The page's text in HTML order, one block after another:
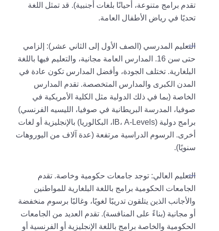
تقدم برامج متنوعة، أحيانًا بلغات أجنبية). قد تمثل اللغة
تحديًا في رياض الأطفال العامة.
التعليم المدرسي (الصف الأول إلى الثاني عشر): إلزامي
حتى سن 16. المدارس العامة مجانية، والتعليم فيها باللغة
البلغارية. تختلف الجودة، وأفضل المدارس تكون عادة في
المدن الكبرى والمدارس المتخصصة. تقدم المدارس
الخاصة (بما في ذلك الدولية مثل الكلية الأمريكية في
صوفيا، المدرسة البريطانية في صوفيا، الليسيه الفرنسي)
برامج دولية (IB، A-Levels، البكالوريا) بالإنجليزية أو لغات
أخرى. الرسوم الدراسية مرتفعة (عدة آلاف من اليوروهات
سنويًا).
التعليم العالي: توجد جامعات حكومية وخاصة. تقدم
الجامعات الحكومية برامج باللغة البلغارية للمواطنين
والأجانب الذين يتلقون تدريبًا لغويًا، وغالبًا برسوم منخفضة
أو مجانية (بناءً على المنافسة). تقدم العديد من الجامعات
الحكومية والخاصة برامج باللغة الإنجليزية أو الفرنسية أو